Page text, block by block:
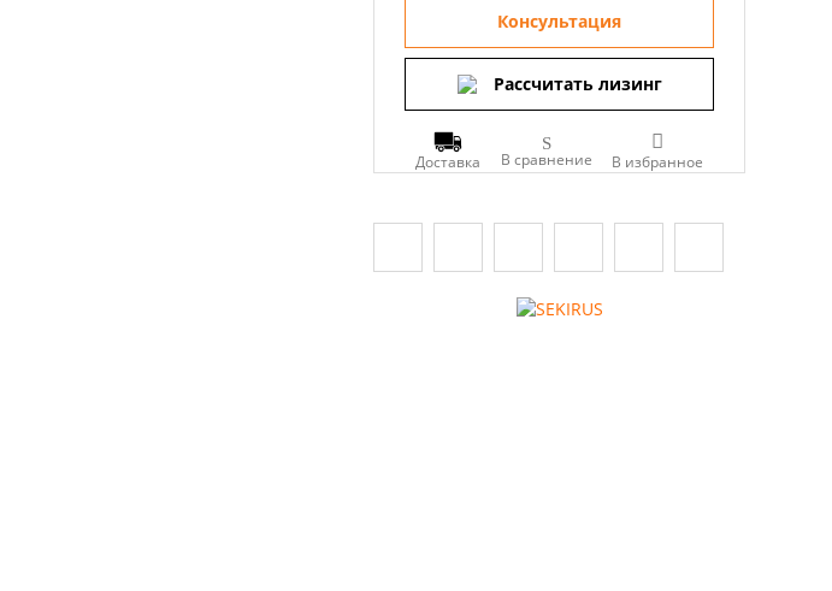
Консультация
Рассчитать лизинг
Доставка В сравнение